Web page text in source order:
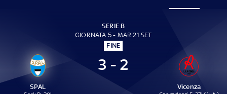
SERIE B
GIORNATA 5 - MAR 21 SET
FINE
SPAL
3 - 2
Vicenza